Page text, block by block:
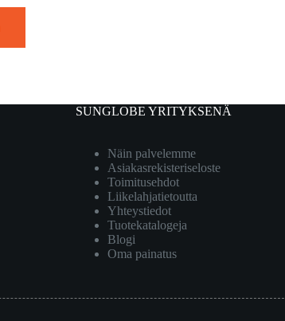
SUNGLOBE YRITYKSENÄ
Näin palvelemme
Asiakasrekisteriseloste
Toimitusehdot
Liikelahjatietoutta
Yhteystiedot
Tuotekatalogeja
Blogi
Oma painatus